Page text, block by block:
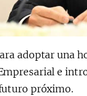
adoptar una
e
próximo.